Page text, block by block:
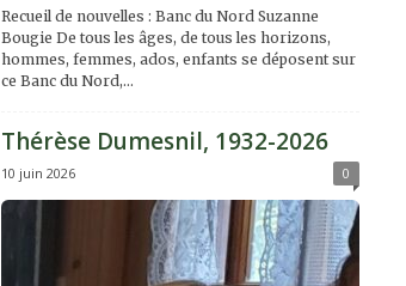
Recueil de nouvelles : Banc du Nord Suzanne
Bougie De tous les âges, de tous les horizons,
hommes, femmes, ados, enfants se déposent sur
ce Banc du Nord,...
Thérèse Dumesnil, 1932-2026
10 juin 2026 0